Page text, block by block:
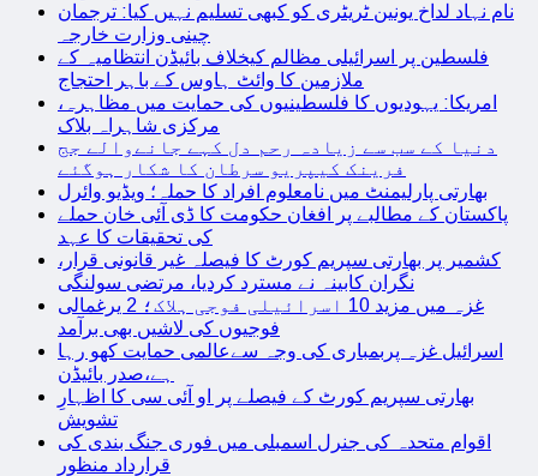
نام نہاد لداخ یونین ٹریٹری کو کبھی تسلیم نہیں کیا: ترجمان
چینی وزارت خارجہ
فلسطین پر اسرائیلی مظالم کیخلاف بائیڈن انتظامیہ کے
ملازمین کا وائٹ ہاوس کے باہر احتجاج
امریکا: یہودیوں کا فلسطینیوں کی حمایت میں مظاہرہ،
مرکزی شاہراہ بلاک
دنیا کے سب سے زیادہ رحم دل کہے جانےوالے جج
فرینک کیپریو سرطان کا شکار ہوگئے
بھارتی پارلیمنٹ میں نامعلوم افراد کا حملہ؛ ویڈیو وائرل
پاکستان کے مطالبے پر افغان حکومت کا ڈی آئی خان حملے
کی تحقیقات کا عہد
کشمیر پر بھارتی سپریم کورٹ کا فیصلہ غیر قانونی قرار،
نگران کابینہ نے مسترد کردیا، مرتضی سولنگی
غزہ میں مزید 10 اسرائیلی فوجی ہلاک؛ 2 یرغمالی
فوجیوں کی لاشیں بھی برآمد
اسرائیل غزہ پربمباری کی وجہ سےعالمی حمایت کھو رہا
ہے،صدر بائیڈن
بھارتی سپریم کورٹ کے فیصلے پر او آئی سی کا اظہارِ
تشویش
اقوام متحدہ کی جنرل اسمبلی میں فوری جنگ بندی کی
قرارداد منظور